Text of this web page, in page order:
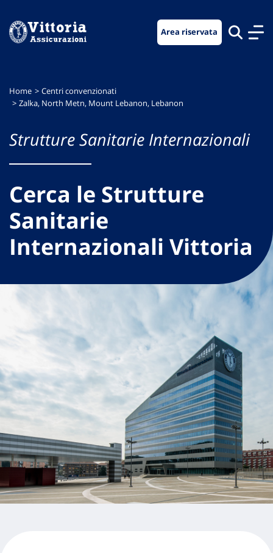
menu
contenuto
footer
Area riservata
Home
Centri convenzionati
Zalka, North Metn, Mount Lebanon, Lebanon
Strutture Sanitarie Internazionali
Cerca le Strutture
Sanitarie
Internazionali Vittoria